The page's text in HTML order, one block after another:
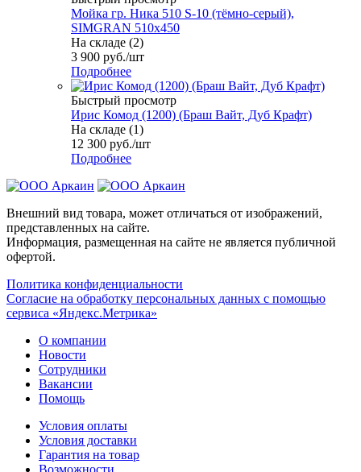
Мойка гр. Ника 510 S-10 (тёмно-серый),
SIMGRAN 510х450
На складе (2)
3 900 руб./шт
Подробнее
Быстрый просмотр
Ирис Комод (1200) (Браш Вайт, Дуб Крафт)
На складе (1)
12 300 руб./шт
Подробнее
Внешний вид товара, может отличаться от изображений,
представленных на сайте.
Информация, размещенная на сайте не является публичной
офертой.
Политика конфиденциальности
Согласие на обработку персональных данных с помощью
сервиса «Яндекс.Метрика»
О компании
Новости
Сотрудники
Вакансии
Помощь
Условия оплаты
Условия доставки
Гарантия на товар
Возможности